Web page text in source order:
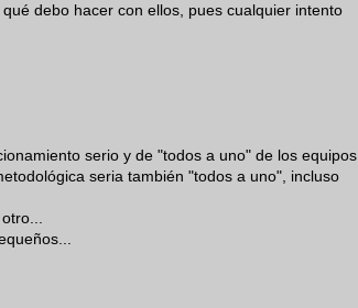
debo hacer con ellos, pues cualquier intento
serio y de "todos a uno" de los equipos
seria también "todos a uno", incluso